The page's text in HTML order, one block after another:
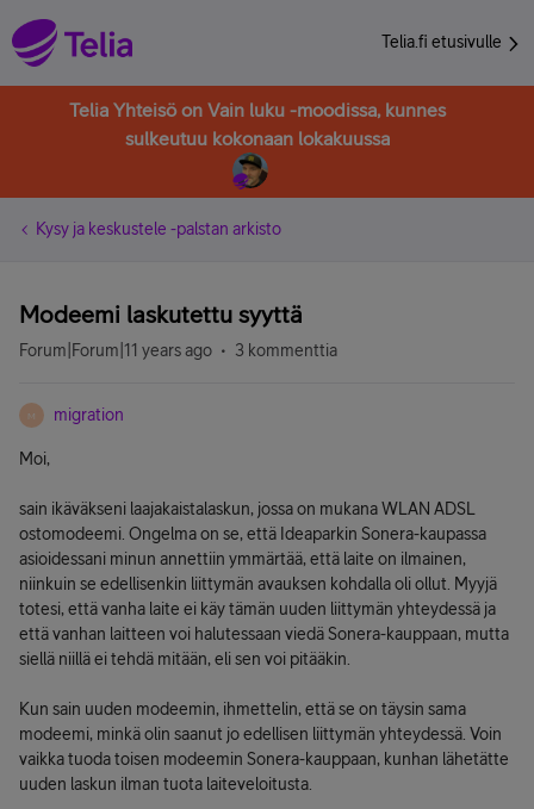
Telia.fi etusivulle
Telia Yhteisö on Vain luku -moodissa, kunnes
sulkeutuu kokonaan lokakuussa
Kysy ja keskustele -palstan arkisto
Modeemi laskutettu syyttä
Forum|Forum|11 years ago 3 kommenttia
M migration
Moi,
sain ikäväkseni laajakaistalaskun, jossa on mukana WLAN ADSL
ostomodeemi. Ongelma on se, että Ideaparkin Sonera-kaupassa
asioidessani minun annettiin ymmärtää, että laite on ilmainen,
niinkuin se edellisenkin liittymän avauksen kohdalla oli ollut. Myyjä
totesi, että vanha laite ei käy tämän uuden liittymän yhteydessä ja
että vanhan laitteen voi halutessaan viedä Sonera-kauppaan, mutta
siellä niillä ei tehdä mitään, eli sen voi pitääkin.
Kun sain uuden modeemin, ihmettelin, että se on täysin sama
modeemi, minkä olin saanut jo edellisen liittymän yhteydessä. Voin
vaikka tuoda toisen modeemin Sonera-kauppaan, kunhan lähetätte
uuden laskun ilman tuota laiteveloitusta.